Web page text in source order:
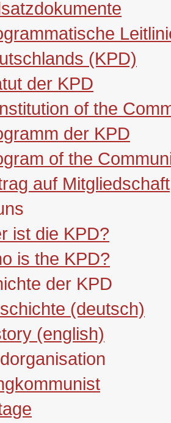
(KPD)
der KPD
of the
der KPD
of the
auf Mitgliedschaft
ist die KPD?
is the KPD?
der KPD
(deutsch)
(english)